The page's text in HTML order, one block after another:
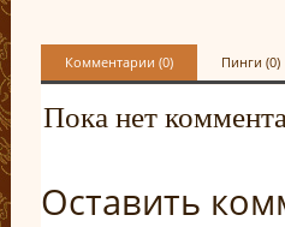
Комментарии (0) Пинги (0)
Пока нет
Оставить